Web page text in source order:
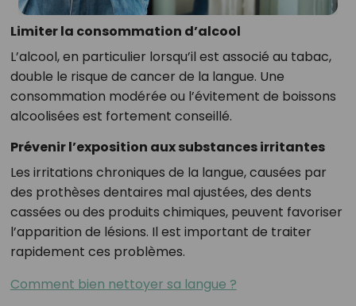
Limiter la consommation d’alcool
L’alcool, en particulier lorsqu’il est associé au tabac,
double le risque de cancer de la langue. Une
consommation modérée ou l’évitement de boissons
alcoolisées est fortement conseillé.
Prévenir l’exposition aux substances irritantes
Les irritations chroniques de la langue, causées par
des prothèses dentaires mal ajustées, des dents
cassées ou des produits chimiques, peuvent favoriser
l’apparition de lésions. Il est important de traiter
rapidement ces problèmes.
Comment bien nettoyer sa langue ?